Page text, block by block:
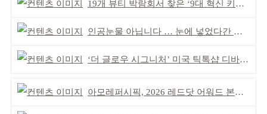
19개 뷰티 박람회서 찾은 ‘9대 혁신 키워드’
인공눈물 아닙니다 … 눈에 넣었다간 각막 손상
‘더 글로우 시그니처’ 미국 틱톡샵 디바이스 부문 1위
아모레퍼시픽, 2026 레드닷 어워드 본상 2개 수상